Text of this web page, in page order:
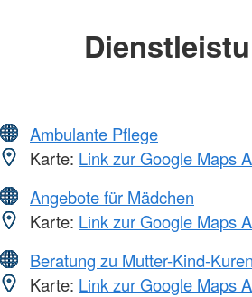
Ambulante Pflege
Karte: Link zur Google Maps
Angebote für Mädchen
Karte: Link zur Google Maps
Beratung zu Mutter-Kind-Kuren
Karte: Link zur Google Maps